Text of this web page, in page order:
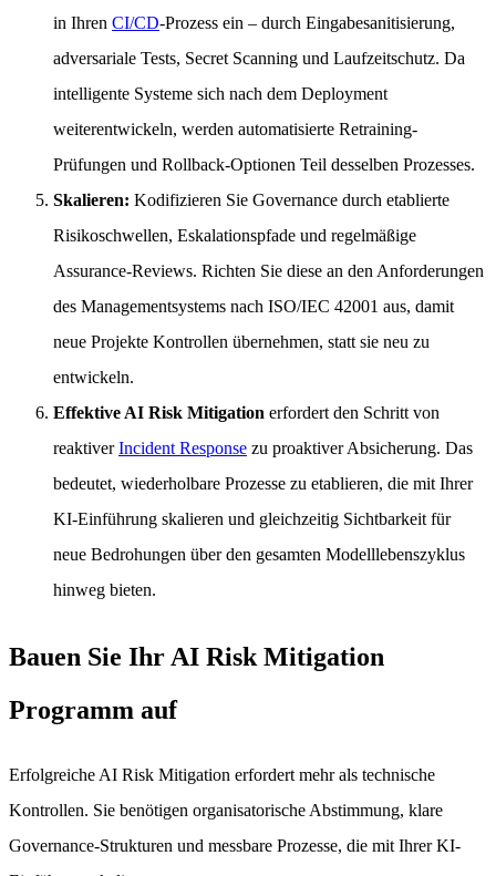
in Ihren CI/CD-Prozess ein – durch Eingabesanitisierung,
adversariale Tests, Secret Scanning und Laufzeitschutz. Da
intelligente Systeme sich nach dem Deployment
weiterentwickeln, werden automatisierte Retraining-
Prüfungen und Rollback-Optionen Teil desselben Prozesses.
Skalieren: Kodifizieren Sie Governance durch etablierte
Risikoschwellen, Eskalationspfade und regelmäßige
Assurance-Reviews. Richten Sie diese an den Anforderungen
des Managementsystems nach ISO/IEC 42001 aus, damit
neue Projekte Kontrollen übernehmen, statt sie neu zu
entwickeln.
Effektive AI Risk Mitigation erfordert den Schritt von
reaktiverIncident Response zu proaktiver Absicherung. Das
bedeutet, wiederholbare Prozesse zu etablieren, die mit Ihrer
KI-Einführung skalieren und gleichzeitig Sichtbarkeit für
neue Bedrohungen über den gesamten Modelllebenszyklus
hinweg bieten.
Bauen Sie Ihr AI Risk Mitigation
Programm auf
Erfolgreiche AI Risk Mitigation erfordert mehr als technische
Kontrollen. Sie benötigen organisatorische Abstimmung, klare
Governance-Strukturen und messbare Prozesse, die mit Ihrer KI-